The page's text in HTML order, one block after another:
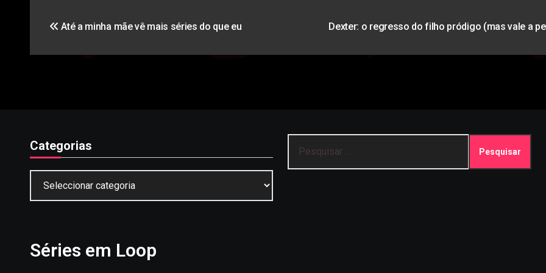
de
artigos
Até a minha mãe vê mais séries do que eu Dexter: o regresso do filho pródigo (mas vale a
Categorias
por:
Séries em Loop